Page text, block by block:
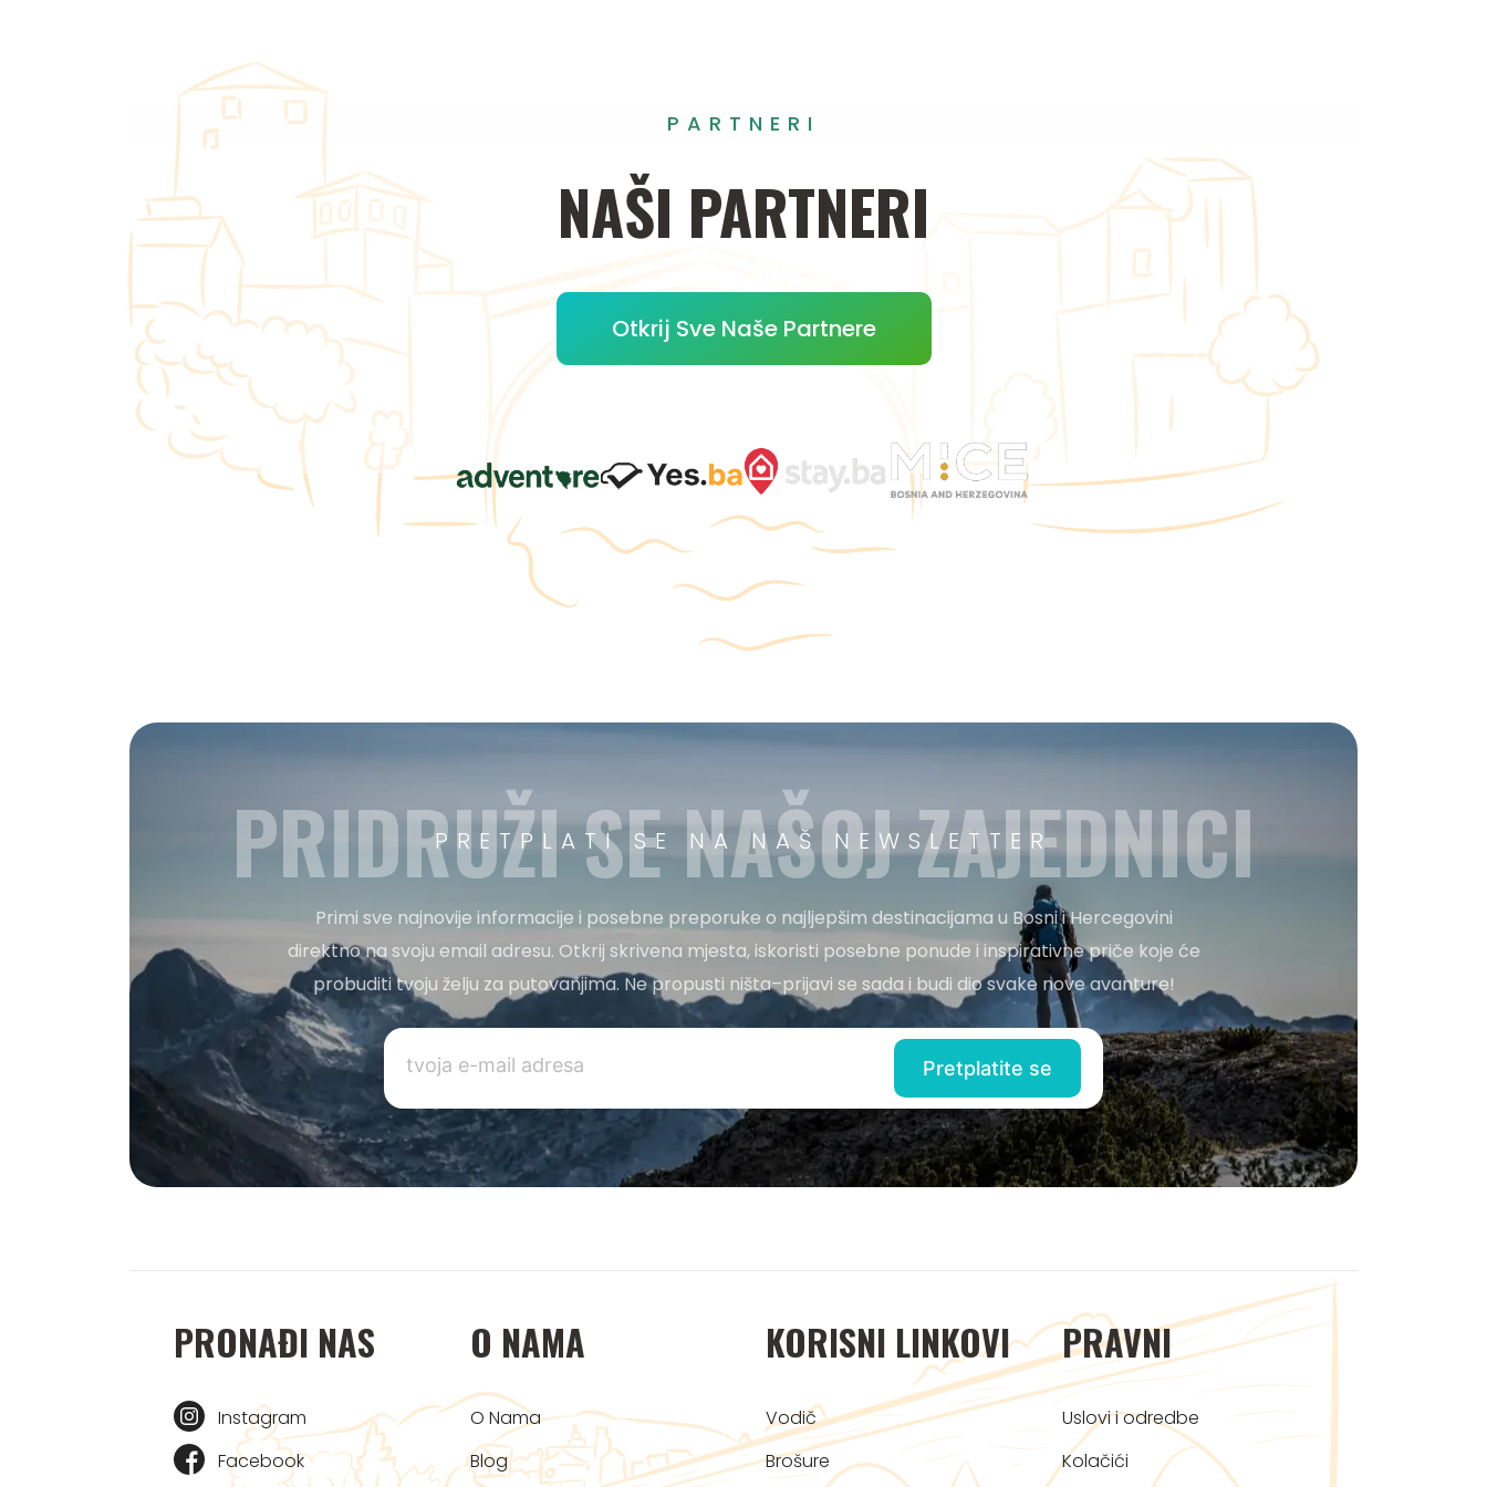
PARTNERI
NAŠI PARTNERI
Otkrij Sve Naše Partnere
PRETPLATI SE NA NAŠ NEWSLETTER
PRIDRUŽI SE NAŠOJ ZAJEDNICI
Primi sve najnovije informacije i posebne preporuke o najljepšim destinacijama u Bosni i Hercegovini
direktno na svoju email adresu. Otkrij skrivena mjesta, iskoristi posebne ponude i inspirativne priče koje će
probuditi tvoju želju za putovanjima. Ne propusti ništa–prijavi se sada i budi dio svake nove avanture!
PRONAĐI NAS
Instagram
Facebook
O NAMA
O Nama
Blog
KORISNI LINKOVI
Vodič
Brošure
PRAVNI
Uslovi i odredbe
Kolačići